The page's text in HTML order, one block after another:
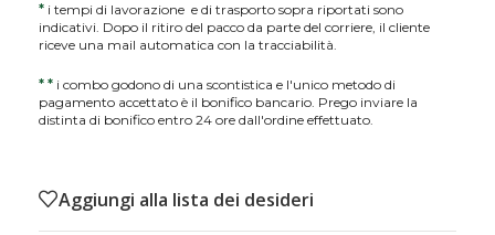
* i tempi di lavorazione e di trasporto sopra riportati sono
indicativi. Dopo il ritiro del pacco da parte del corriere, il cliente
riceve una mail automatica con la tracciabilità.
* * i combo godono di una scontistica e l'unico metodo di
pagamento accettato è il bonifico bancario. Prego inviare la
distinta di bonifico entro 24 ore dall'ordine effettuato.
Aggiungi alla lista dei desideri